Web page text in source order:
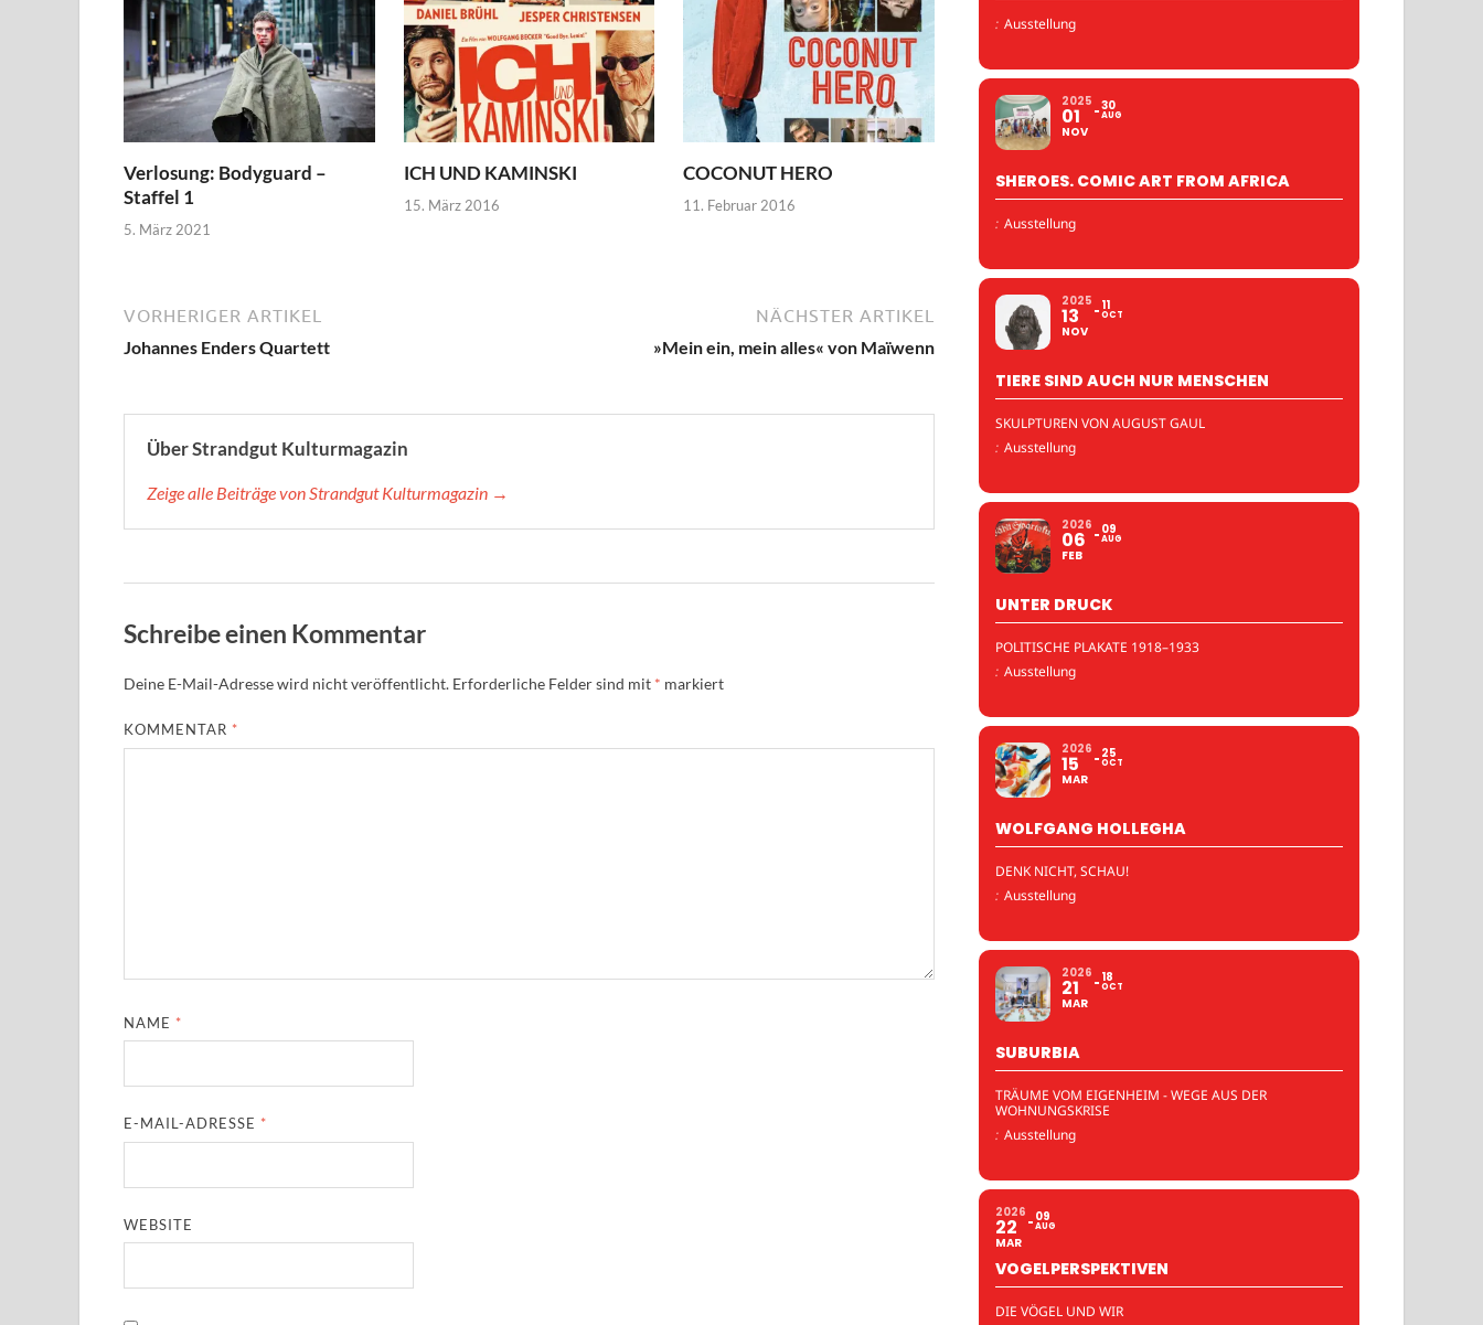
Verlosung: Bodyguard –
Staffel 1
5. März 2021
ICH UND KAMINSKI
15. März 2016
COCONUT HERO
11. Februar 2016
VORHERIGER ARTIKEL
Johannes Enders Quartett
NÄCHSTER ARTIKEL
»Mein ein, mein alles« von Maïwenn
Über Strandgut Kulturmagazin
Zeige alle Beiträge von Strandgut Kulturmagazin →
Schreibe einen Kommentar
Deine E-Mail-Adresse wird nicht veröffentlicht. Erforderliche Felder sind mit * markiert
KOMMENTAR *
NAME *
E-MAIL-ADRESSE *
WEBSITE
: Ausstellung
2025
01
NOV
30
AUG
SHEROES. COMIC ART FROM AFRICA
: Ausstellung
2025
13
NOV
11
OCT
TIERE SIND AUCH NUR MENSCHEN
SKULPTUREN VON AUGUST GAUL
: Ausstellung
2026
06
FEB
09
AUG
UNTER DRUCK
POLITISCHE PLAKATE 1918–1933
: Ausstellung
2026
15
MAR
25
OCT
WOLFGANG HOLLEGHA
DENK NICHT, SCHAU!
: Ausstellung
2026
21
MAR
18
OCT
SUBURBIA
TRÄUME VOM EIGENHEIM - WEGE AUS DER
WOHNUNGSKRISE
: Ausstellung
2026
22
MAR
09
AUG
VOGELPERSPEKTIVEN
DIE VÖGEL UND WIR